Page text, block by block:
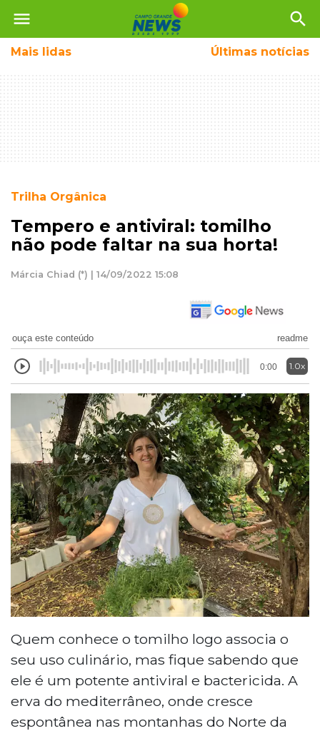
menu search
Mais lidas Últimas notícias
Trilha Orgânica
Tempero e antiviral: tomilho
não pode faltar na sua horta!
Márcia Chiad (*) | 14/09/2022 15:08
ouça este conteúdo readme
0:00 1.0x
Quem conhece o tomilho logo associa o
seu uso culinário, mas fique sabendo que
ele é um potente antiviral e bactericida. A
erva do mediterrâneo, onde cresce
espontânea nas montanhas do Norte da